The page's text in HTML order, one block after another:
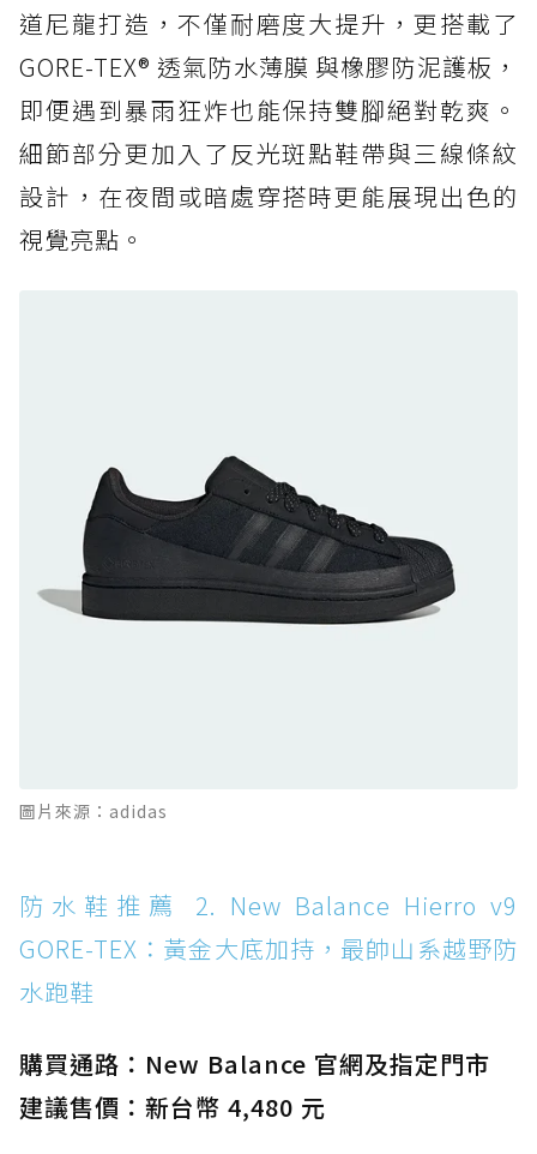
防水鞋推薦 6. HOKA Stinson Evo GTX：越野
復刻厚底，GORE-TEX 防水與增高神器一次滿
防水鞋推薦 7. Timberland Motion Access：
黃靴同級頂級防水，輕量化工裝健走鞋雨天必備
防水鞋推薦 7. Timberland Motion Access：
黃靴同級頂級防水，輕量化工裝健走鞋雨天必備
防水鞋推薦 10. PUMA Voyage NITRO™ 4
GORE-TEX：氮氣中底注入，回彈與防滑兼具的
全天候越野跑鞋
防水鞋推薦 11. On Cloudhorizon 2 WP：腳
感軟彈、搭載 Missiongrip™ 的防水輕越野鞋
Boot：馬汀首款雨靴登場，經典八孔加上全防
防水鞋推薦 14. SKECHERS BADGER
WATERPROOF：一踩即穿懶人神器！搭載固特
異大底與全防水厚底健走鞋
防水鞋推薦 15. Brooks Cascadia 19 GTX：注
道尼龍打造，不僅耐磨度大提升，更搭載了
GORE-TEX® 透氣防水薄膜 與橡膠防泥護板，
即便遇到暴雨狂炸也能保持雙腳絕對乾爽。
細節部分更加入了反光斑點鞋帶與三線條紋
設計，在夜間或暗處穿搭時更能展現出色的
視覺亮點。
圖片來源：adidas
防水鞋推薦 2. New Balance Hierro v9
GORE-TEX：黃金大底加持，最帥山系越野防
水跑鞋
購買通路：New Balance 官網及指定門市
建議售價：新台幣 4,480 元